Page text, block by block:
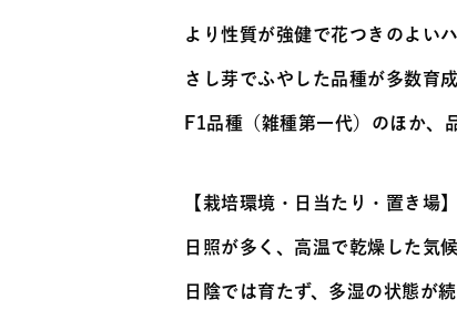
より性質が強健で花つきのよい
さし芽でふやした品種が多数育
F1品種（雑種第一代）のほか、
【栽培環境・日当たり・置き場】
日照が多く、高温で乾燥した気
日陰では育たず、多湿の状態が